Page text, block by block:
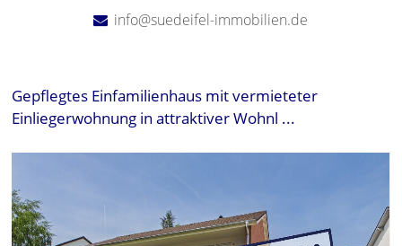
info@suedeifel-immobilien.de
Gepflegtes Einfamilienhaus mit vermieteter
Einliegerwohnung in attraktiver Wohnl ...